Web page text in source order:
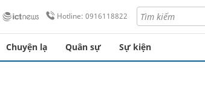
Hotline: 0916118822
Chuyện lạ Quân sự Sự kiện